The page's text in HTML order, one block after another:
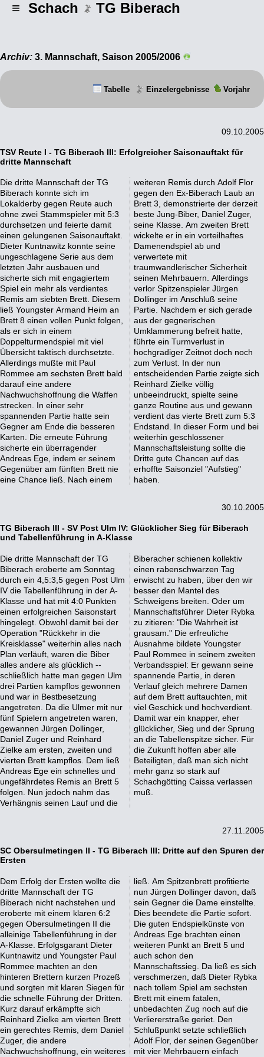
≡ Schach TG Biberach
Archiv: 3. Mannschaft, Saison 2005/2006
Tabelle Einzelergebnisse Vorjahr
09.10.2005
TSV Reute I - TG Biberach III: Erfolgreicher Saisonauftakt für
dritte Mannschaft
Die dritte Mannschaft der TG
Biberach konnte sich im
Lokalderby gegen Reute auch
ohne zwei Stammspieler mit 5:3
durchsetzen und feierte damit
einen gelungenen Saisonauftakt.
Dieter Kuntnawitz konnte seine
ungeschlagene Serie aus dem
letzten Jahr ausbauen und
sicherte sich mit engagiertem
Spiel ein mehr als verdientes
Remis am siebten Brett. Diesem
ließ Youngster Armand Heim an
Brett 8 einen vollen Punkt folgen,
als er sich in einem
Doppelturmendspiel mit viel
Übersicht taktisch durchsetzte.
Allerdings mußte mit Paul
Rommee am sechsten Brett bald
darauf eine andere
Nachwuchshoffnung die Waffen
strecken. In einer sehr
spannenden Partie hatte sein
Gegner am Ende die besseren
Karten. Die erneute Führung
sicherte ein überragender
Andreas Ege, indem er seinem
Gegenüber am fünften Brett nie
eine Chance ließ. Nach einem
weiteren Remis durch Adolf Flor
gegen den Ex-Biberach Laub an
Brett 3, demonstrierte der derzeit
beste Jung-Biber, Daniel Zuger,
seine Klasse. Am zweiten Brett
wickelte er in ein vorteilhaftes
Damenendspiel ab und
verwertete mit
traumwandlerischer Sicherheit
seinen Mehrbauern. Allerdings
verlor Spitzenspieler Jürgen
Dollinger im Anschluß seine
Partie. Nachdem er sich gerade
aus der gegnerischen
Umklammerung befreit hatte,
führte ein Turmverlust in
hochgradiger Zeitnot doch noch
zum Verlust. In der nun
entscheidenden Partie zeigte sich
Reinhard Zielke völlig
unbeeindruckt, spielte seine
ganze Routine aus und gewann
verdient das vierte Brett zum 5:3
Endstand. In dieser Form und bei
weiterhin geschlossener
Mannschaftsleistung sollte die
Dritte gute Chancen auf das
erhoffte Saisonziel "Aufstieg"
haben.
30.10.2005
TG Biberach III - SV Post Ulm IV: Glücklicher Sieg für Biberach
und Tabellenführung in A-Klasse
Die dritte Mannschaft der TG
Biberach eroberte am Sonntag
durch ein 4,5:3,5 gegen Post Ulm
IV die Tabellenführung in der A-
Klasse und hat mit 4:0 Punkten
einen erfolgreichen Saisonstart
hingelegt. Obwohl damit bei der
Operation "Rückkehr in die
Kreisklasse" weiterhin alles nach
Plan verläuft, waren die Biber
alles andere als glücklich --
schließlich hatte man gegen Ulm
drei Partien kampflos gewonnen
und war in Bestbesetzung
angetreten. Da die Ulmer mit nur
fünf Spielern angetreten waren,
gewannen Jürgen Dollinger,
Daniel Zuger und Reinhard
Zielke am ersten, zweiten und
vierten Brett kampflos. Dem ließ
Andreas Ege ein schnelles und
ungefährdetes Remis an Brett 5
folgen. Nun jedoch nahm das
Verhängnis seinen Lauf und die
Biberacher schienen kollektiv
einen rabenschwarzen Tag
erwischt zu haben, über den wir
besser den Mantel des
Schweigens breiten. Oder um
Mannschaftsführer Dieter Rybka
zu zitieren: "Die Wahrheit ist
grausam." Die erfreuliche
Ausnahme bildete Youngster
Paul Rommee in seinem zweiten
Verbandsspiel: Er gewann seine
spannende Partie, in deren
Verlauf gleich mehrere Damen
auf dem Brett auftauchten, mit
viel Geschick und hochverdient.
Damit war ein knapper, eher
glücklicher, Sieg und der Sprung
an die Tabellenspitze sicher. Für
die Zukunft hoffen aber alle
Beteiligten, daß man sich nicht
mehr ganz so stark auf
Schachgötting Caissa verlassen
muß.
27.11.2005
SC Obersulmetingen II - TG Biberach III: Dritte auf den Spuren der
Ersten
Dem Erfolg der Ersten wollte die
dritte Mannschaft der TG
Biberach nicht nachstehen und
eroberte mit einem klaren 6:2
gegen Obersulmetingen II die
alleinige Tabellenführung in der
A-Klasse. Erfolgsgarant Dieter
Kuntnawitz und Youngster Paul
Rommee machten an den
hinteren Brettern kurzen Prozeß
und sorgten mit klaren Siegen für
die schnelle Führung der Dritten.
Kurz darauf erkämpfte sich
Reinhard Zielke am vierten Brett
ein gerechtes Remis, dem Daniel
Zuger, die andere
Nachwuchshoffnung, ein weiteres
ließ. Am Spitzenbrett profitierte
nun Jürgen Dollinger davon, daß
sein Gegner die Dame einstellte.
Dies beendete die Partie sofort.
Die guten Endspielkünste von
Andreas Ege brachten einen
weiteren Punkt an Brett 5 und
auch schon den
Mannschaftssieg. Da ließ es sich
verschmerzen, daß Dieter Rybka
nach tollem Spiel am sechsten
Brett mit einem fatalen,
unbedachten Zug noch auf die
Verliererstraße geriet. Den
Schlußpunkt setzte schließlich
Adolf Flor, der seinen Gegenüber
mit vier Mehrbauern einfach